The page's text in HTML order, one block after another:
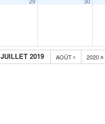
JUILLET 2019 AOÛT 2020